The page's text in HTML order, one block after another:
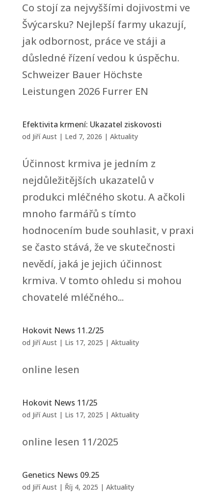
Co stojí za nejvyššími dojivostmi ve
Švýcarsku? Nejlepší farmy ukazují,
jak odbornost, práce ve stáji a
důsledné řízení vedou k úspěchu.
Schweizer Bauer Höchste
Leistungen 2026 Furrer EN
Efektivita krmení: Ukazatel ziskovosti
od Jiří Aust| Led 7, 2026 | Aktuality
Účinnost krmiva je jedním z
nejdůležitějších ukazatelů v
produkci mléčného skotu. A ačkoli
mnoho farmářů s tímto
hodnocením bude souhlasit, v praxi
se často stává, že ve skutečnosti
nevědí, jaká je jejich účinnost
krmiva. V tomto ohledu si mohou
chovatelé mléčného...
Hokovit News 11.2/25
od Jiří Aust| Lis 17, 2025 | Aktuality
online lesen
Hokovit News 11/25
od Jiří Aust| Lis 17, 2025 | Aktuality
online lesen 11/2025
Genetics News 09.25
od Jiří Aust| Říj 4, 2025 | Aktuality